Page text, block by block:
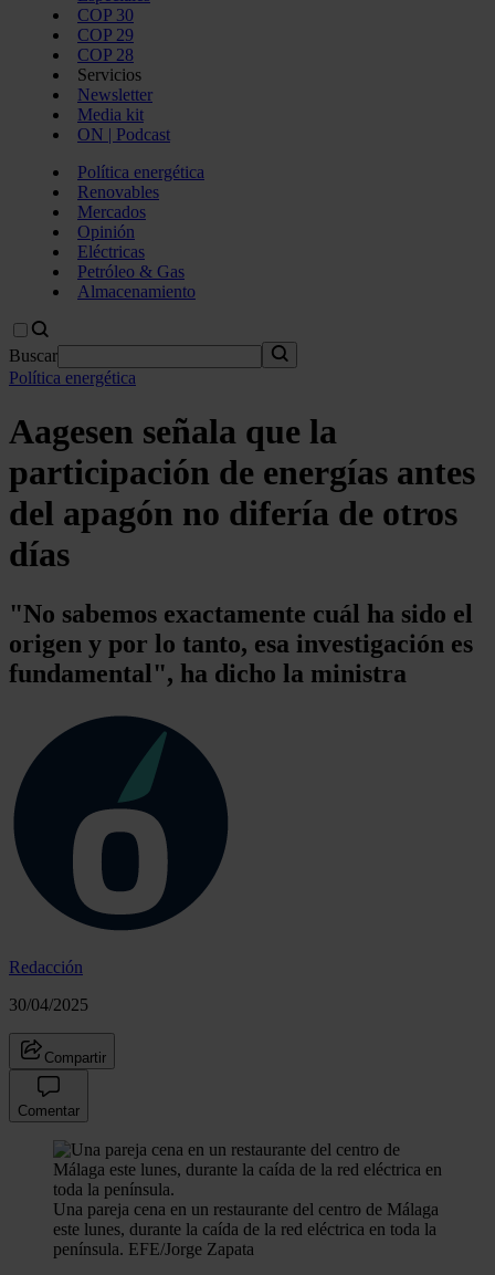
COP 30
COP 29
COP 28
Servicios
Newsletter
Media kit
ON | Podcast
Política energética
Renovables
Mercados
Opinión
Eléctricas
Petróleo & Gas
Almacenamiento
Buscar
Política energética
Aagesen señala que la
participación de energías antes
del apagón no difería de otros
días
"No sabemos exactamente cuál ha sido el
origen y por lo tanto, esa investigación es
fundamental", ha dicho la ministra
Redacción
30/04/2025
Compartir
Comentar
Una pareja cena en un restaurante del centro de Málaga
este lunes, durante la caída de la red eléctrica en toda la
península. EFE/Jorge Zapata